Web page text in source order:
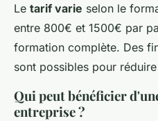
Le tarif varie selon le
entre 800€ et 1500€ par
formation complète. Des
sont possibles pour
Qui peut bénéficier
entreprise ?